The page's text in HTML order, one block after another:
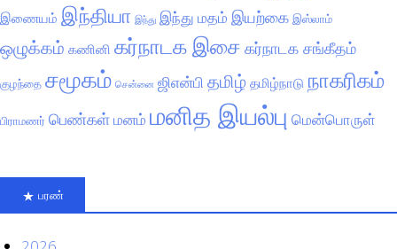
இணையம் இந்தியா இந்து இந்து மதம் இயற்கை இஸ்லாம்
ஒழுக்கம் கணினி கர்நாடக இசை கர்நாடக சங்கீதம்
குழந்தை சமூகம் சென்னை ஜிஎன்பி தமிழ் தமிழ்நாடு நாகரிகம்
பிராமணர் பெண்கள்மனம் மனித இயல்பு மென்பொருள்
பரண்